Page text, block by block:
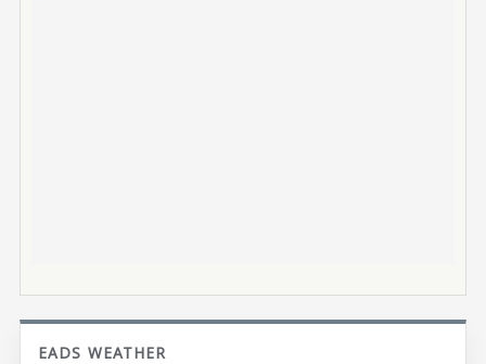
EADS WEATHER